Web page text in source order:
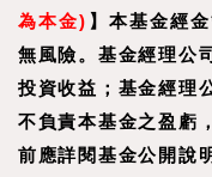
為本金) 】 本基金經
無風險。基金經理公
投資收益；基金經理
不負責本基金之盈虧
前應詳閱基金公開說